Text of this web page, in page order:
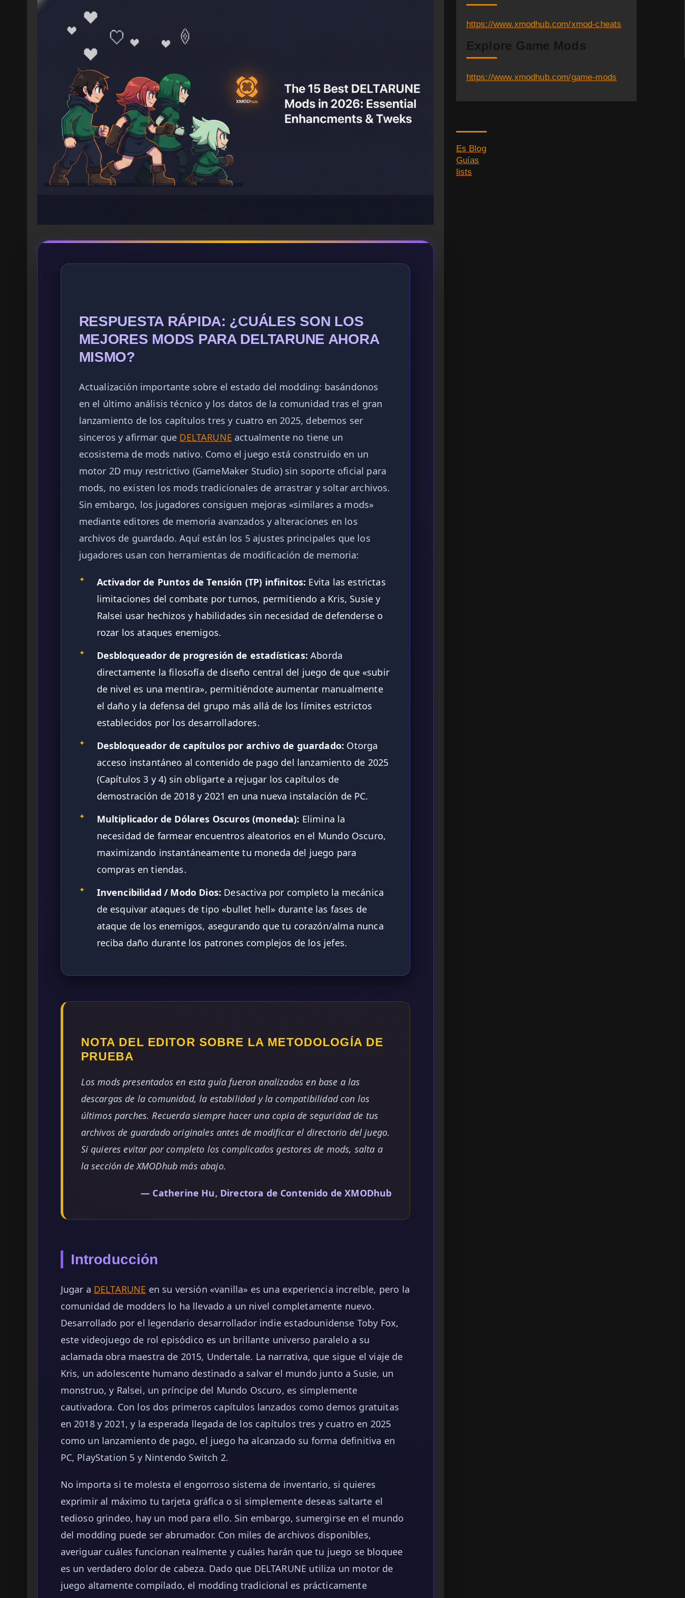
RESPUESTA RÁPIDA: ¿CUÁLES SON LOS
MEJORES MODS PARA DELTARUNE AHORA
MISMO?
Actualización importante sobre el estado del modding: basándonos
en el último análisis técnico y los datos de la comunidad tras el gran
lanzamiento de los capítulos tres y cuatro en 2025, debemos ser
sinceros y afirmar que DELTARUNE actualmente no tiene un
ecosistema de mods nativo. Como el juego está construido en un
motor 2D muy restrictivo (GameMaker Studio) sin soporte oficial para
mods, no existen los mods tradicionales de arrastrar y soltar archivos.
Sin embargo, los jugadores consiguen mejoras «similares a mods»
mediante editores de memoria avanzados y alteraciones en los
archivos de guardado. Aquí están los 5 ajustes principales que los
jugadores usan con herramientas de modificación de memoria:
✦ Activador de Puntos de Tensión (TP) infinitos: Evita las estrictas
limitaciones del combate por turnos, permitiendo a Kris, Susie y
Ralsei usar hechizos y habilidades sin necesidad de defenderse o
rozar los ataques enemigos.
✦ Desbloqueador de progresión de estadísticas: Aborda
directamente la filosofía de diseño central del juego de que «subir
de nivel es una mentira», permitiéndote aumentar manualmente
el daño y la defensa del grupo más allá de los límites estrictos
establecidos por los desarrolladores.
✦ Desbloqueador de capítulos por archivo de guardado: Otorga
acceso instantáneo al contenido de pago del lanzamiento de 2025
(Capítulos 3 y 4) sin obligarte a rejugar los capítulos de
demostración de 2018 y 2021 en una nueva instalación de PC.
✦ Multiplicador de Dólares Oscuros (moneda): Elimina la
necesidad de farmear encuentros aleatorios en el Mundo Oscuro,
maximizando instantáneamente tu moneda del juego para
compras en tiendas.
✦ Invencibilidad / Modo Dios: Desactiva por completo la mecánica
de esquivar ataques de tipo «bullet hell» durante las fases de
ataque de los enemigos, asegurando que tu corazón/alma nunca
reciba daño durante los patrones complejos de los jefes.
NOTA DEL EDITOR SOBRE LA METODOLOGÍA DE
PRUEBA
Los mods presentados en esta guía fueron analizados en base a las
descargas de la comunidad, la estabilidad y la compatibilidad con los
últimos parches. Recuerda siempre hacer una copia de seguridad de tus
archivos de guardado originales antes de modificar el directorio del juego.
Si quieres evitar por completo los complicados gestores de mods, salta a
la sección de XMODhub más abajo.
— Catherine Hu, Directora de Contenido de XMODhub
Introducción
Jugar a DELTARUNE en su versión «vanilla» es una experiencia increíble, pero la
comunidad de modders lo ha llevado a un nivel completamente nuevo.
Desarrollado por el legendario desarrollador indie estadounidense Toby Fox,
este videojuego de rol episódico es un brillante universo paralelo a su
aclamada obra maestra de 2015, Undertale. La narrativa, que sigue el viaje de
Kris, un adolescente humano destinado a salvar el mundo junto a Susie, un
monstruo, y Ralsei, un príncipe del Mundo Oscuro, es simplemente
cautivadora. Con los dos primeros capítulos lanzados como demos gratuitas
en 2018 y 2021, y la esperada llegada de los capítulos tres y cuatro en 2025
como un lanzamiento de pago, el juego ha alcanzado su forma definitiva en
PC, PlayStation 5 y Nintendo Switch 2.
No importa si te molesta el engorroso sistema de inventario, si quieres
exprimir al máximo tu tarjeta gráfica o si simplemente deseas saltarte el
tedioso grindeo, hay un mod para ello. Sin embargo, sumergirse en el mundo
del modding puede ser abrumador. Con miles de archivos disponibles,
averiguar cuáles funcionan realmente y cuáles harán que tu juego se bloquee
es un verdadero dolor de cabeza. Dado que DELTARUNE utiliza un motor de
juego altamente compilado, el modding tradicional es prácticamente
https://www.xmodhub.com/xmod-cheats
Explore Game Mods
https://www.xmodhub.com/game-mods
Es Blog
Guías
lists